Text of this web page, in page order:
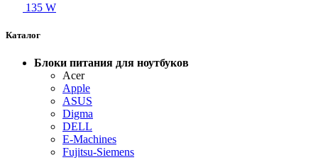
135 W
Каталог
Блоки питания для ноутбуков
Acer
Apple
ASUS
Digma
DELL
E-Machines
Fujitsu-Siemens